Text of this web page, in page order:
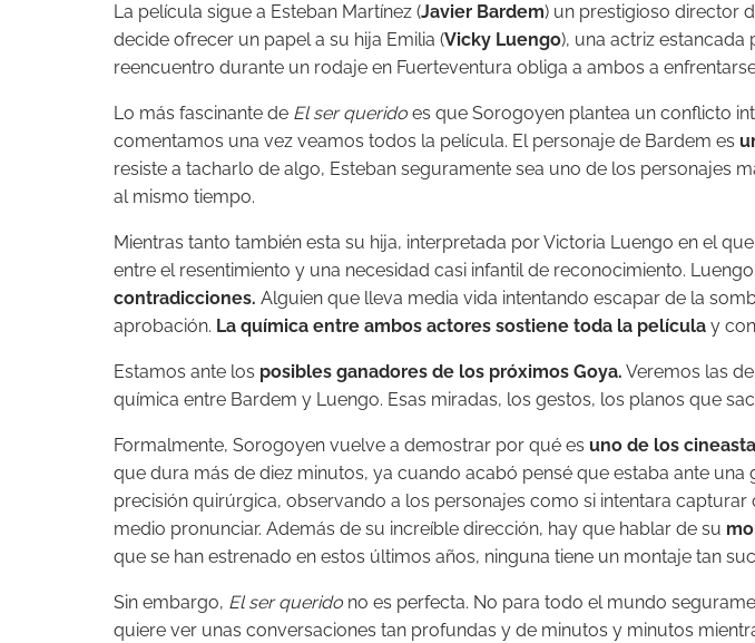
La película sigue a Esteban Martínez (Javier Bardem) un prestigioso director
decide ofrecer un papel a su hija Emilia (Vicky Luengo), una actriz
reencuentro durante un rodaje en Fuerteventura obliga a ambos a
Lo más fascinante de El ser querido es que Sorogoyen plantea un conflicto
comentamos una vez veamos todos la película. El personaje de Bardem es
resiste a tacharlo de algo, Esteban seguramente sea uno de los personajes
al mismo tiempo.
Mientras tanto también esta su hija, interpretada por Victoria Luengo en el
entre el resentimiento y una necesidad casi infantil de reconocimiento.
contradicciones. Alguien que lleva media vida intentando escapar de la
aprobación. La química entre ambos actores sostiene toda la película y
Estamos ante los posibles ganadores de los próximos Goya. Veremos las
química entre Bardem y Luengo. Esas miradas, los gestos, los planos que
Formalmente, Sorogoyen vuelve a demostrar por qué es uno de los
que dura más de diez minutos, ya cuando acabó pensé que estaba ante
precisión quirúrgica, observando a los personajes como si intentara
medio pronunciar. Además de su increíble dirección, hay que hablar de su
que se han estrenado en estos últimos años, ninguna tiene un montaje tan
Sin embargo, El ser querido no es perfecta. No para todo el mundo
quiere ver unas conversaciones tan profundas y de minutos y minutos